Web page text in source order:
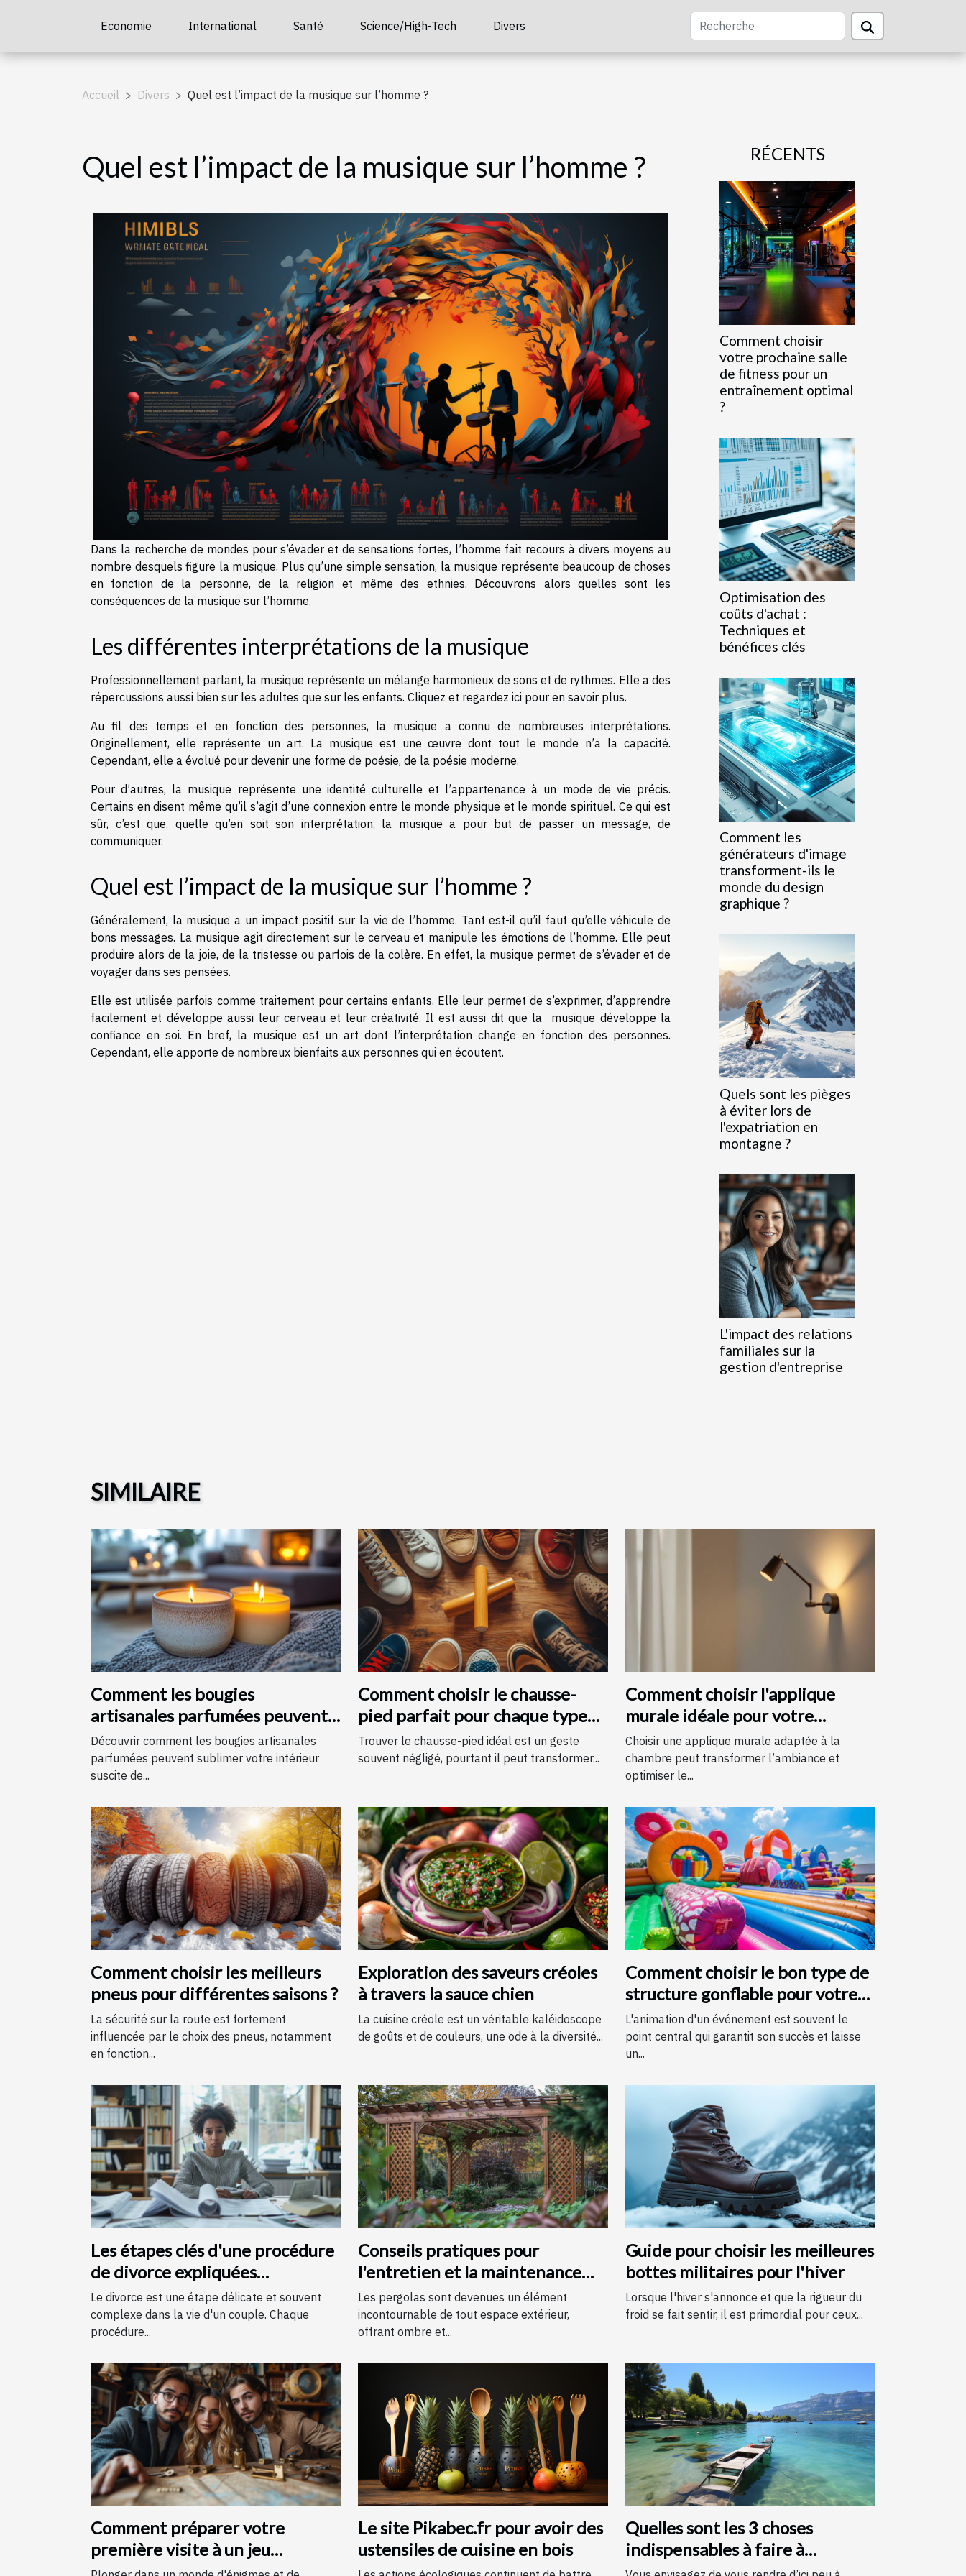
Economie International Santé Science/High-Tech Divers
Accueil Divers Quel est l’impact de la musique sur l’homme ?
Quel est l’impact de la musique sur l’homme ?
Dans la recherche de mondes pour s’évader et de sensations fortes, l’homme fait recours à divers moyens au
nombre desquels figure la musique. Plus qu’une simple sensation, la musique représente beaucoup de choses
en fonction de la personne, de la religion et même des ethnies. Découvrons alors quelles sont les
conséquences de la musique sur l’homme.
Les différentes interprétations de la musique
Professionnellement parlant, la musique représente un mélange harmonieux de sons et de rythmes. Elle a des
répercussions aussi bien sur les adultes que sur les enfants. Cliquez et regardez ici pour en savoir plus.
Au fil des temps et en fonction des personnes, la musique a connu de nombreuses interprétations.
Originellement, elle représente un art. La musique est une œuvre dont tout le monde n’a la capacité.
Cependant, elle a évolué pour devenir une forme de poésie, de la poésie moderne.
Pour d’autres, la musique représente une identité culturelle et l’appartenance à un mode de vie précis.
Certains en disent même qu’il s’agit d’une connexion entre le monde physique et le monde spirituel. Ce qui est
sûr, c’est que, quelle qu’en soit son interprétation, la musique a pour but de passer un message, de
communiquer.
Quel est l’impact de la musique sur l’homme ?
Généralement, la musique a un impact positif sur la vie de l’homme. Tant est-il qu’il faut qu’elle véhicule de
bons messages. La musique agit directement sur le cerveau et manipule les émotions de l’homme. Elle peut
produire alors de la joie, de la tristesse ou parfois de la colère. En effet, la musique permet de s’évader et de
voyager dans ses pensées.
Elle est utilisée parfois comme traitement pour certains enfants. Elle leur permet de s’exprimer, d’apprendre
facilement et développe aussi leur cerveau et leur créativité. Il est aussi dit que la musique développe la
confiance en soi. En bref, la musique est un art dont l’interprétation change en fonction des personnes.
Cependant, elle apporte de nombreux bienfaits aux personnes qui en écoutent.
RÉCENTS
Comment choisir
votre prochaine salle
de fitness pour un
entraînement optimal
?
Optimisation des
coûts d'achat :
Techniques et
bénéfices clés
Comment les
générateurs d'image
transforment-ils le
monde du design
graphique ?
Quels sont les pièges
à éviter lors de
l'expatriation en
montagne ?
L'impact des relations
familiales sur la
gestion d'entreprise
SIMILAIRE
Comment les bougies
artisanales parfumées peuvent
améliorer votre intérieur
Découvrir comment les bougies artisanales
parfumées peuvent sublimer votre intérieur
suscite de...
Comment choisir le chausse-
pied parfait pour chaque type
de chaussure
Trouver le chausse-pied idéal est un geste
souvent négligé, pourtant il peut transformer...
Comment choisir l'applique
murale idéale pour votre
chambre
Choisir une applique murale adaptée à la
chambre peut transformer l’ambiance et
optimiser le...
Comment choisir les meilleurs
pneus pour différentes saisons ?
La sécurité sur la route est fortement
influencée par le choix des pneus, notamment
en fonction...
Exploration des saveurs créoles
à travers la sauce chien
La cuisine créole est un véritable kaléidoscope
de goûts et de couleurs, une ode à la diversité...
Comment choisir le bon type de
structure gonflable pour votre
événement
L'animation d'un événement est souvent le
point central qui garantit son succès et laisse
un...
Les étapes clés d'une procédure
de divorce expliquées
simplement
Le divorce est une étape délicate et souvent
complexe dans la vie d'un couple. Chaque
procédure...
Conseils pratiques pour
l'entretien et la maintenance
des pergolas
Les pergolas sont devenues un élément
incontournable de tout espace extérieur,
offrant ombre et...
Guide pour choisir les meilleures
bottes militaires pour l'hiver
Lorsque l'hiver s'annonce et que la rigueur du
froid se fait sentir, il est primordial pour ceux...
Comment préparer votre
première visite à un jeu
d'évasion : conseils et astuces
Le site Pikabec.fr pour avoir des
ustensiles de cuisine en bois
Quelles sont les 3 choses
indispensables à faire à
Annecy ?